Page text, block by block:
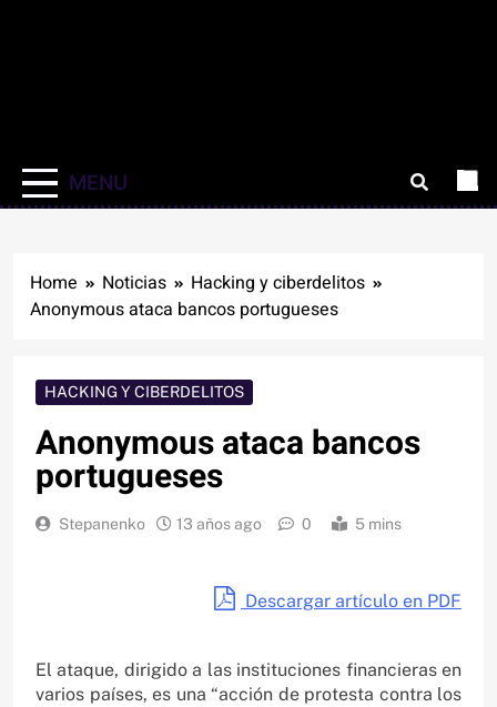
MENU
Home Noticias
Hacking y ciberdelitos
Anonymous ataca bancos portugueses
HACKING Y CIBERDELITOS
Anonymous ataca bancos
portugueses
Stepanenko 13 años ago 0 5 mins
Descargar artículo en PDF
El ataque, dirigido a las instituciones financieras en
varios países, es una “acción de protesta contra los